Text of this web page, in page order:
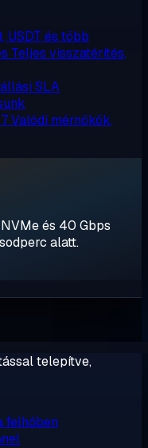
USDT és több
Teljes visszatérítés,
SLA
Valódi mérnökök,
és 40 Gbps
alatt.
telepítve,
felhőben